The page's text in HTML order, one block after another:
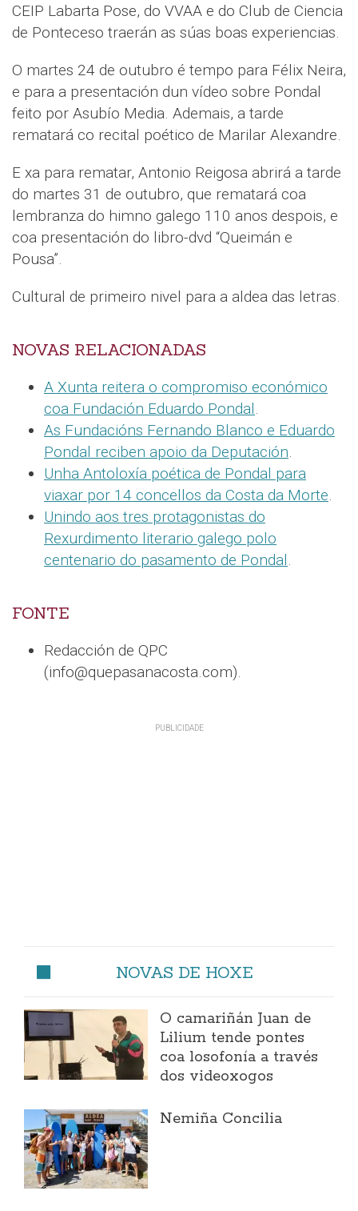
CEIP Labarta Pose, do VVAA e do Club de Ciencia
de Ponteceso traerán as súas boas experiencias.
O martes 24 de outubro é tempo para Félix Neira,
e para a presentación dun vídeo sobre Pondal
feito por Asubío Media. Ademais, a tarde
rematará co recital poético de Marilar Alexandre.
E xa para rematar, Antonio Reigosa abrirá a tarde
do martes 31 de outubro, que rematará coa
lembranza do himno galego 110 anos despois, e
coa presentación do libro-dvd “Queimán e
Pousa”.
Cultural de primeiro nivel para a aldea das letras.
NOVAS RELACIONADAS
A Xunta reitera o compromiso económico
coa Fundación Eduardo Pondal.
As Fundacións Fernando Blanco e Eduardo
Pondal reciben apoio da Deputación.
Unha Antoloxía poética de Pondal para
viaxar por 14 concellos da Costa da Morte.
Unindo aos tres protagonistas do
Rexurdimento literario galego polo
centenario do pasamento de Pondal.
FONTE
Redacción de QPC
(info@quepasanacosta.com).
NOVAS DE HOXE
O camariñán Juan de
Lilium tende pontes
coa losofonía a través
dos videoxogos
Nemiña Concilia